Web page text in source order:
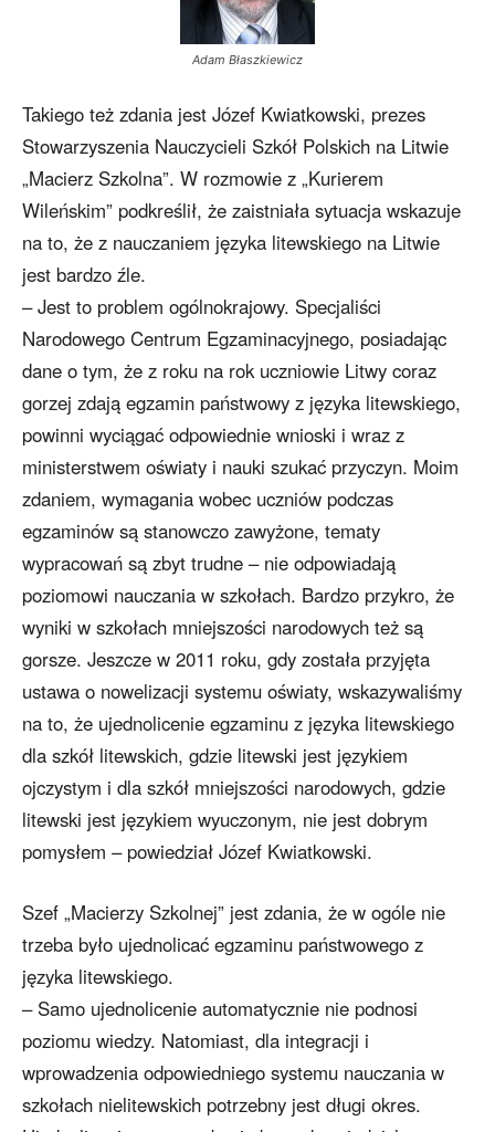
Adam Błaszkiewicz
Takiego też zdania jest Józef Kwiatkowski, prezes
Stowarzyszenia Nauczycieli Szkół Polskich na Litwie
„Macierz Szkolna”. W rozmowie z „Kurierem
Wileńskim” podkreślił, że zaistniała sytuacja wskazuje
na to, że z nauczaniem języka litewskiego na Litwie
jest bardzo źle.
– Jest to problem ogólnokrajowy. Specjaliści
Narodowego Centrum Egzaminacyjnego, posiadając
dane o tym, że z roku na rok uczniowie Litwy coraz
gorzej zdają egzamin państwowy z języka litewskiego,
powinni wyciągać odpowiednie wnioski i wraz z
ministerstwem oświaty i nauki szukać przyczyn. Moim
zdaniem, wymagania wobec uczniów podczas
egzaminów są stanowczo zawyżone, tematy
wypracowań są zbyt trudne – nie odpowiadają
poziomowi nauczania w szkołach. Bardzo przykro, że
wyniki w szkołach mniejszości narodowych też są
gorsze. Jeszcze w 2011 roku, gdy została przyjęta
ustawa o nowelizacji systemu oświaty, wskazywaliśmy
na to, że ujednolicenie egzaminu z języka litewskiego
dla szkół litewskich, gdzie litewski jest językiem
ojczystym i dla szkół mniejszości narodowych, gdzie
litewski jest językiem wyuczonym, nie jest dobrym
pomysłem – powiedział Józef Kwiatkowski.
Szef „Macierzy Szkolnej” jest zdania, że w ogóle nie
trzeba było ujednolicać egzaminu państwowego z
języka litewskiego.
– Samo ujednolicenie automatycznie nie podnosi
poziomu wiedzy. Natomiast, dla integracji i
wprowadzenia odpowiedniego systemu nauczania w
szkołach nielitewskich potrzebny jest długi okres.